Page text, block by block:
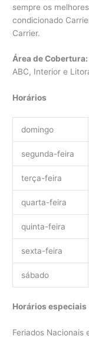
sempre os
condicionado
Carrier.
Área de Cobertura:
ABC, Interior e
Horários
domingo
segunda-feira
terça-feira
quarta-feira
quinta-feira
sexta-feira
sábado
Horários especiais
Feriados Nacionais